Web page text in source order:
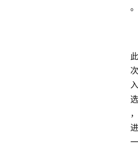
。
此
次
入
选
，
进
一